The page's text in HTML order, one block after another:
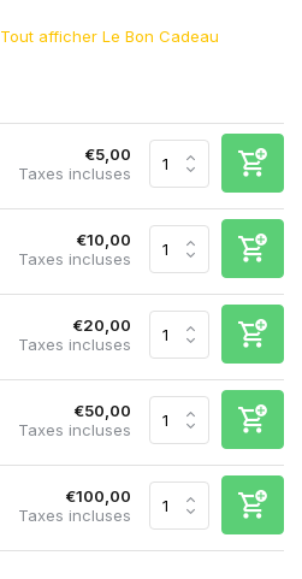
Tout afficher Le Bon Cadeau
€5,00
Taxes incluses
€10,00
Taxes incluses
€20,00
Taxes incluses
€50,00
Taxes incluses
€100,00
Taxes incluses